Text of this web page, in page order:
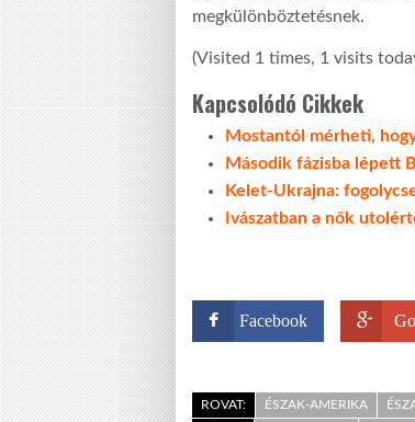
megkülönböztetésnek.
(Visited 1 times, 1 visits
Kapcsolódó Cikkek
Mostantól mérheti,
Második fázisba lépett
Kelet-Ukrajna:
Ivászatban a nők
Facebook
ROVAT: ÉSZAK-AMERIKA